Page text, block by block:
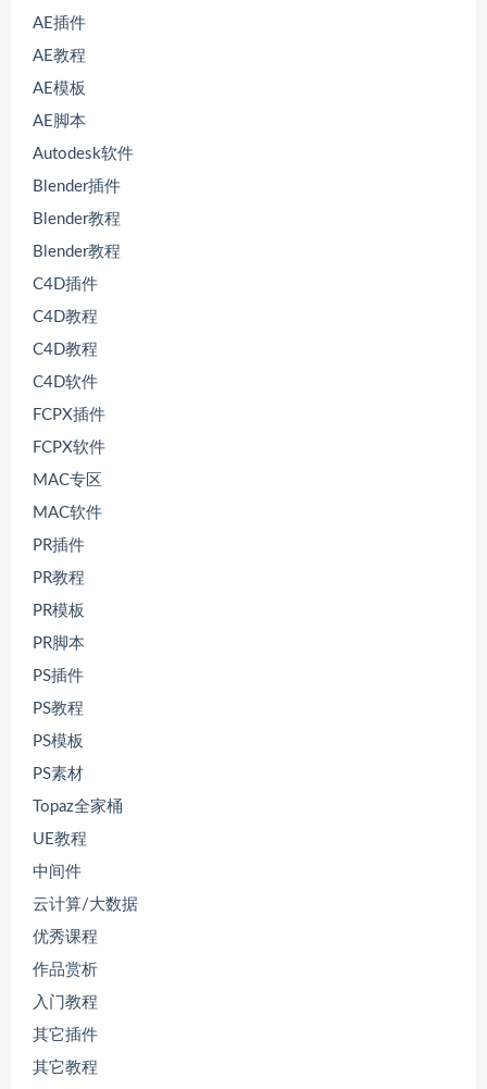
AE插件
AE教程
AE模板
AE脚本
Autodesk软件
Blender插件
Blender教程
Blender教程
C4D插件
C4D教程
C4D教程
C4D软件
FCPX插件
FCPX软件
MAC专区
MAC软件
PR插件
PR教程
PR模板
PR脚本
PS插件
PS教程
PS模板
PS素材
Topaz全家桶
UE教程
中间件
云计算/大数据
优秀课程
作品赏析
入门教程
其它插件
其它教程